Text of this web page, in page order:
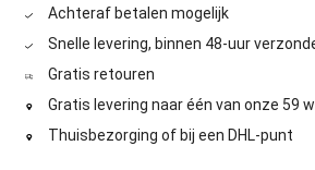
Achteraf betalen mogelijk
Snelle levering, binnen 48-uur
Gratis retouren
Gratis levering naar één van onze 59
Thuisbezorging of bij een DHL-punt